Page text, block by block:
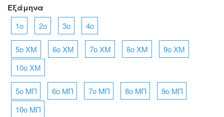
Εξάμηνα
1o 2o 3o 4o
5o ΧΜ 6o ΧΜ 7o ΧΜ 8o ΧΜ
9o ΧΜ
10o ΧΜ
5o ΜΠ 6o ΜΠ 7o ΜΠ 8o ΜΠ
9o ΜΠ
10o ΜΠ